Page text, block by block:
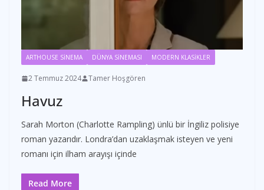
ARTHOUSE SİNEMA DÜNYA SİNEMASI MODERN KLASİKLER
2 Temmuz 2024 Tamer Hoşgören
Havuz
Sarah Morton (Charlotte Rampling) ünlü bir İngiliz polisiye
roman yazarıdır. Londra’dan uzaklaşmak isteyen ve yeni
romanı için ilham arayışı içinde
Read More